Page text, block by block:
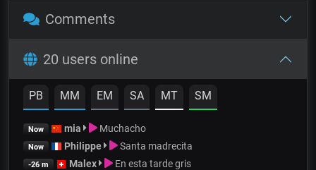
Comments
20 users online
PB MM EM SA MT SM
Now mia Muchacho
Now Philippe Santa madrecita
-26 m Malex En esta tarde gris